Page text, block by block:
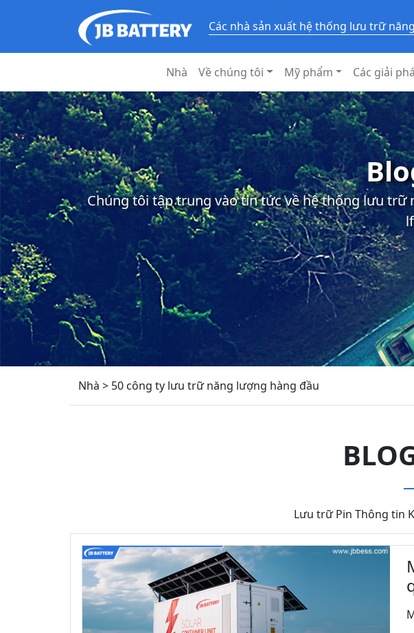
Các nhà sản xuất hệ thống lưu trữ
Nhà Về chúng tôi Mỹ phẩm Các giải
Chúng tôi tập trung vào tin tức về hệ thống lưu trữ
Nhà > 50 công ty lưu trữ năng lượng hàng đầu
Lưu trữ Pin Thông tin